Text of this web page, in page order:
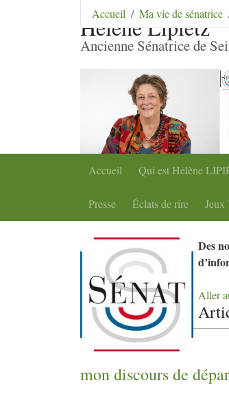
Aller au contenu Aller au menu
Hélène Lipietz
Ancienne Sénatrice de
Accueil Qui est Hélène
Presse Éclats de rire Jeux
Accueil Ma vie de sénatrice
Des
Aller
mon discours de